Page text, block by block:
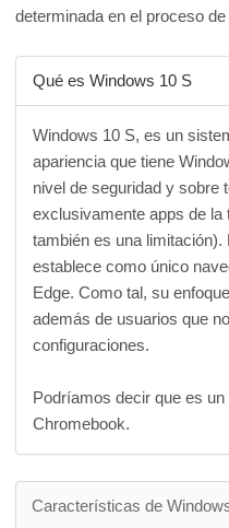
determinada en el proceso de
Qué es Windows 10 S
Windows 10 S, es un
apariencia que tiene
nivel de seguridad y sobre
exclusivamente apps de la
también es una
establece como único
Edge. Como tal, su
además de usuarios que
configuraciones.
Podríamos decir que es
Chromebook.
Características de